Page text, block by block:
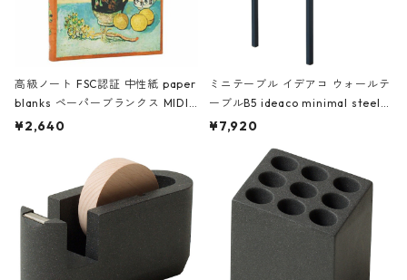
高級ノート FSC認証 中性紙 paper
blanks ペーパーブランクス MIDI
ハードカバー 罫線 ヴァン・ゴッホ
¥2,640
ミニテーブル イデアコ ウォールテ
ーブルB5 ideaco minimal steel f
urniture WALL Table B5 ネイビー
¥7,920